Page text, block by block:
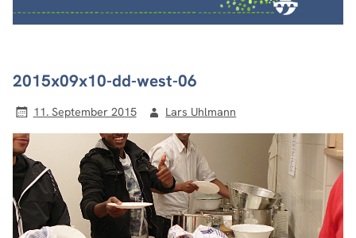
2015x09x10-dd-west-06
11. September 2015 Lars Uhlmann